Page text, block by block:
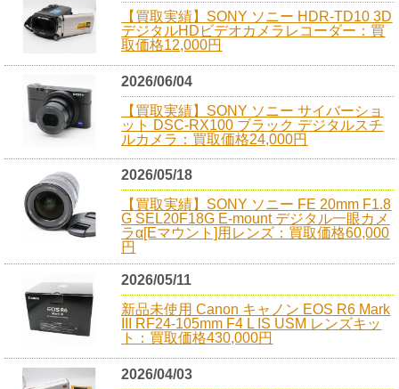
【買取実績】SONY ソニー HDR-TD10 3D
デジタルHDビデオカメラレコーダー：買
取価格12,000円
2026/06/04
【買取実績】SONY ソニー サイバーショ
ット DSC-RX100 ブラック デジタルスチ
ルカメラ：買取価格24,000円
2026/05/18
【買取実績】SONY ソニー FE 20mm F1.8
G SEL20F18G E-mount デジタル一眼カメ
ラα[Eマウント]用レンズ：買取価格60,000
円
2026/05/11
新品未使用 Canon キャノン EOS R6 Mark
III RF24-105mm F4 L IS USM レンズキッ
ト：買取価格430,000円
2026/04/03